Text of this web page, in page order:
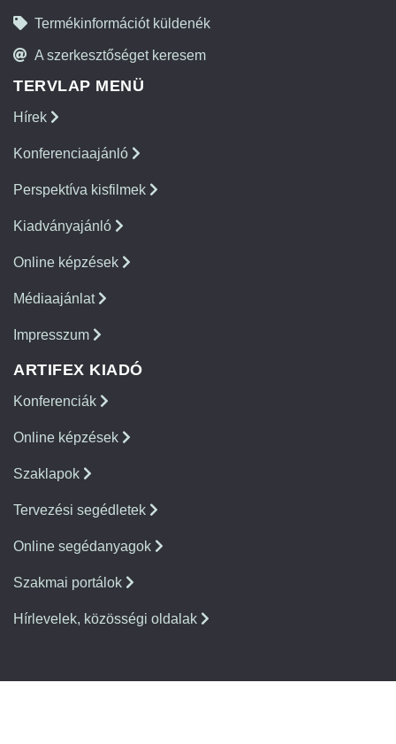
Termékinformációt küldenék
A szerkesztőséget keresem
TERVLAP MENÜ
Hírek
Konferenciaajánló
Perspektíva kisfilmek
Kiadványajánló
Online képzések
Médiaajánlat
Impresszum
ARTIFEX KIADÓ
Konferenciák
Online képzések
Szaklapok
Tervezési segédletek
Online segédanyagok
Szakmai portálok
Hírlevelek, közösségi oldalak